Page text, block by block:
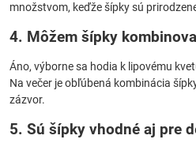
množstvom, keďže šípky sú
4. Môžem šípky
Áno, výborne sa hodia k lipovému
Na večer je obľúbená kombinácia
zázvor.
5. Sú šípky vhodné aj pre